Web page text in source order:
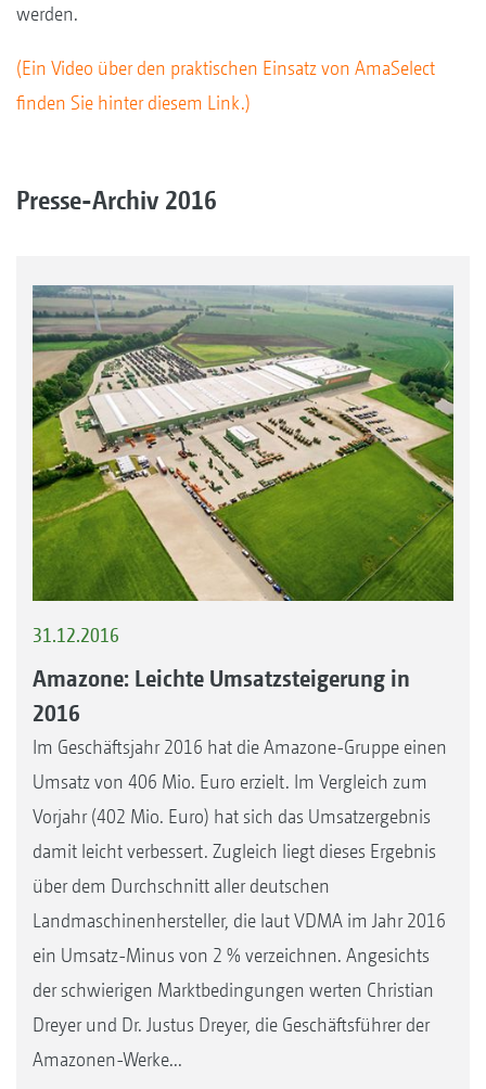
werden.
(Ein Video über den praktischen Einsatz von AmaSelect
finden Sie hinter diesem Link.)
Presse-Archiv 2016
31.12.2016
Amazone: Leichte Umsatzsteigerung in
2016
Im Geschäftsjahr 2016 hat die Amazone-Gruppe einen
Umsatz von 406 Mio. Euro erzielt. Im Vergleich zum
Vorjahr (402 Mio. Euro) hat sich das Umsatzergebnis
damit leicht verbessert. Zugleich liegt dieses Ergebnis
über dem Durchschnitt aller deutschen
Landmaschinenhersteller, die laut VDMA im Jahr 2016
ein Umsatz-Minus von 2 % verzeichnen. Angesichts
der schwierigen Marktbedingungen werten Christian
Dreyer und Dr. Justus Dreyer, die Geschäftsführer der
Amazonen-Werke...